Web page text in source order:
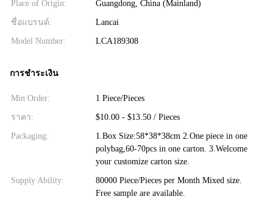
Place of Origin: Guangdong, China (Mainland)
ชื่อแบรนด์: Lancai
Model Number: LCA189308
การชำระเงิน
Min Order: 1 Piece/Pieces
ราคา: $10.00 - $13.50 / Pieces
Packaging:
1.Box Size:58*38*38cm 2.One piece in one
polybag,60-70pcs in one carton. 3.Welcome
your customize carton size.
Supply Ability:
80000 Piece/Pieces per Month Mixed size.
Free sample are available.